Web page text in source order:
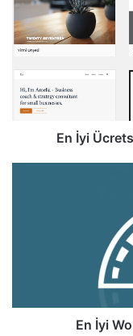
Ücretsiz
WordPress
Temaları
2021
En İyi
En İyi